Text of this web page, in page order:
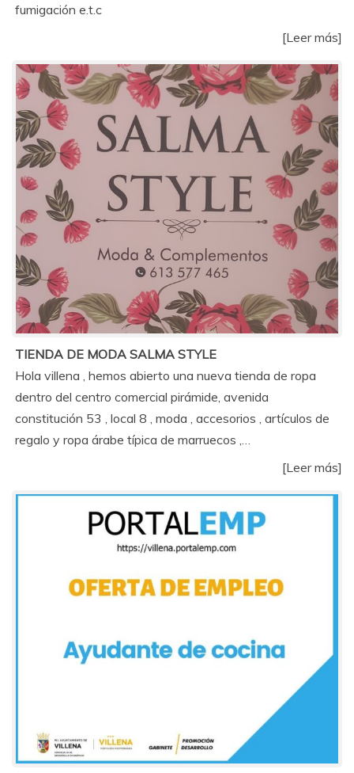
fumigación e.t.c
[Leer más]
TIENDA DE MODA SALMA STYLE
Hola villena , hemos abierto una nueva tienda de ropa
dentro del centro comercial pirámide, avenida
constitución 53 , local 8 , moda , accesorios , artículos de
regalo y ropa árabe típica de marruecos ,…
[Leer más]